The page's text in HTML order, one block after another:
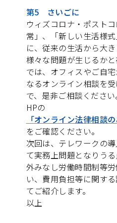
第5 さいごに
ウィズコロナ・ポスト
常」、「新しい生活様
に、従来の生活から大き
様々な問題が生じるか
では、オフィスやご自
なるオンライン相談を
で、是非ご相談くださ
HPの
「オンライン法律相談の
をご確認ください。
次回は、テレワークの
て実務上問題となりう
外みなし労働時間制等
い、費用負担等に関す
てご紹介します。
以上